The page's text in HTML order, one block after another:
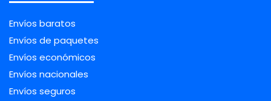
Envíos baratos
Envíos de paquetes
Envíos económicos
Envíos nacionales
Envíos seguros